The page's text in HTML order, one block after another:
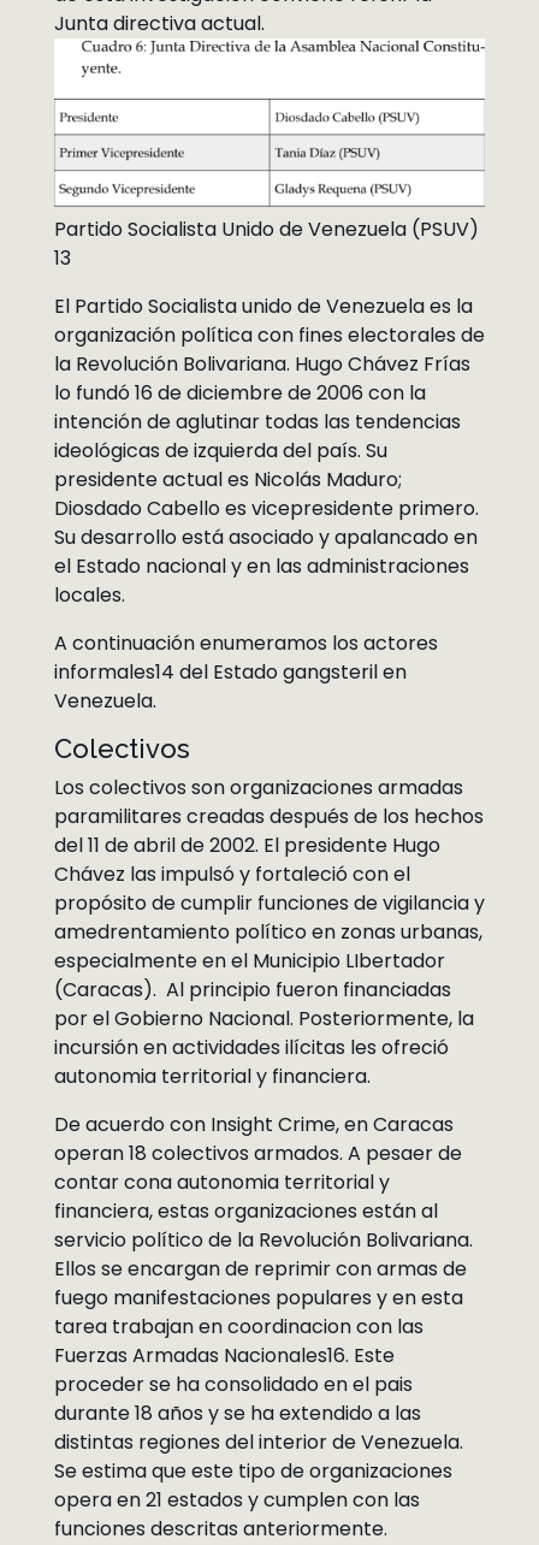
Junta directiva actual.
Partido Socialista Unido de Venezuela (PSUV)
13
El Partido Socialista unido de Venezuela es la
organización política con fines electorales de
la Revolución Bolivariana. Hugo Chávez Frías
lo fundó 16 de diciembre de 2006 con la
intención de aglutinar todas las tendencias
ideológicas de izquierda del país. Su
presidente actual es Nicolás Maduro;
Diosdado Cabello es vicepresidente primero.
Su desarrollo está asociado y apalancado en
el Estado nacional y en las administraciones
locales.
A continuación enumeramos los actores
informales14 del Estado gangsteril en
Venezuela.
Colectivos
Los colectivos son organizaciones armadas
paramilitares creadas después de los hechos
del 11 de abril de 2002. El presidente Hugo
Chávez las impulsó y fortaleció con el
propósito de cumplir funciones de vigilancia y
amedrentamiento político en zonas urbanas,
especialmente en el Municipio LIbertador
(Caracas). Al principio fueron financiadas
por el Gobierno Nacional. Posteriormente, la
incursión en actividades ilícitas les ofreció
autonomia territorial y financiera.
De acuerdo con Insight Crime, en Caracas
operan 18 colectivos armados. A pesaer de
contar cona autonomia territorial y
financiera, estas organizaciones están al
servicio político de la Revolución Bolivariana.
Ellos se encargan de reprimir con armas de
fuego manifestaciones populares y en esta
tarea trabajan en coordinacion con las
Fuerzas Armadas Nacionales16. Este
proceder se ha consolidado en el pais
durante 18 años y se ha extendido a las
distintas regiones del interior de Venezuela.
Se estima que este tipo de organizaciones
opera en 21 estados y cumplen con las
funciones descritas anteriormente.